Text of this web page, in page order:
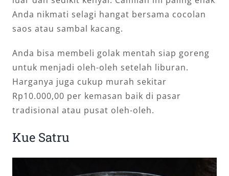
Anda nikmati selagi hangat bersama cocolan
saos atau sambal kacang.
Anda bisa membeli golak mentah siap goreng
untuk menjadi oleh-oleh setelah liburan.
Harganya juga cukup murah sekitar
Rp10.000,00 per kemasan baik di pasar
tradisional atau pusat oleh-oleh.
Kue Satru